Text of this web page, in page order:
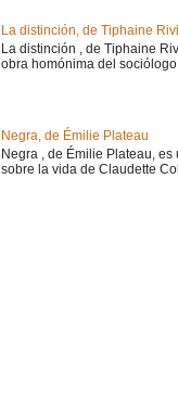
La distinción, de Tiphaine
La distinción , de Tiphaine
obra homónima del
Negra, de Émilie Plateau
Negra , de Émilie Plateau,
sobre la vida de Claudette